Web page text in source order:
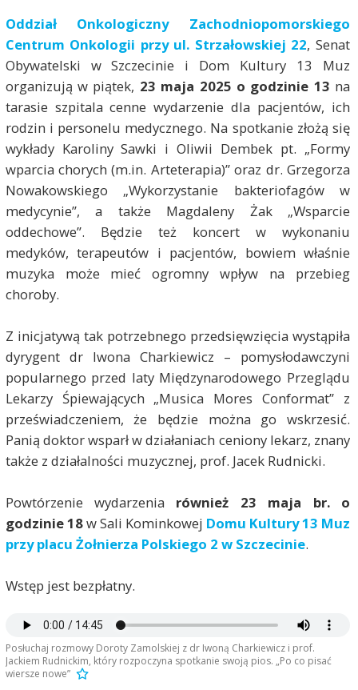
Oddział Onkologiczny Zachodniopomorskiego
Centrum Onkologii przy ul. Strzałowskiej 22, Senat
Obywatelski w Szczecinie i Dom Kultury 13 Muz
organizują w piątek, 23 maja 2025 o godzinie 13 na
tarasie szpitala cenne wydarzenie dla pacjentów, ich
rodzin i personelu medycznego. Na spotkanie złożą się
wykłady Karoliny Sawki i Oliwii Dembek pt. „Formy
wparcia chorych (m.in. Arteterapia)” oraz dr. Grzegorza
Nowakowskiego „Wykorzystanie bakteriofagów w
medycynie”, a także Magdaleny Żak „Wsparcie
oddechowe”. Będzie też koncert w wykonaniu
medyków, terapeutów i pacjentów, bowiem właśnie
muzyka może mieć ogromny wpływ na przebieg
choroby.
Z inicjatywą tak potrzebnego przedsięwzięcia wystąpiła
dyrygent dr Iwona Charkiewicz – pomysłodawczyni
popularnego przed laty Międzynarodowego Przeglądu
Lekarzy Śpiewających „Musica Mores Conformat” z
przeświadczeniem, że będzie można go wskrzesić.
Panią doktor wsparł w działaniach ceniony lekarz, znany
także z działalności muzycznej, prof. Jacek Rudnicki.
Powtórzenie wydarzenia również 23 maja br. o
godzinie 18w Sali Kominkowej Domu Kultury 13 Muz
przy placu Żołnierza Polskiego 2 w Szczecinie.
Wstęp jest bezpłatny.
Posłuchaj rozmowy Doroty Zamolskiej z dr Iwoną Charkiewicz i prof.
Jackiem Rudnickim, który rozpoczyna spotkanie swoją pios. „Po co pisać
wiersze nowe”